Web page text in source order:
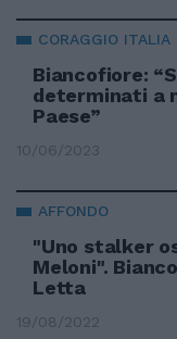
CORAGGIO ITALIA
Biancofiore:
determinati a
Paese”
10/06/2023
AFFONDO
"Uno stalker
Meloni".
Letta
19/08/2022